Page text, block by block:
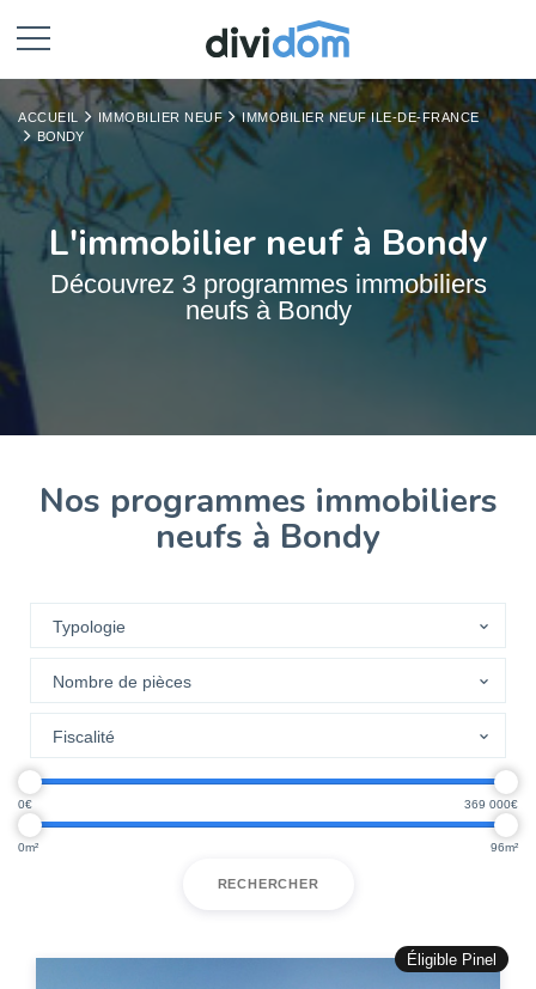
ACCUEIL IMMOBILIER NEUF
IMMOBILIER NEUF ILE-DE-FRANCE
BONDY
L'immobilier neuf à Bondy
Découvrez 3 programmes immobiliers
neufs à Bondy
Nos programmes immobiliers
neufs à Bondy
0 369 000
0 96
RECHERCHER
Éligible Pinel